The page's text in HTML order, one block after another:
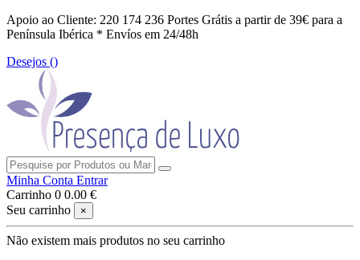
Apoio ao Cliente: 220 174 236 Portes Grátis a partir de 39€ para a
Península Ibérica * Envíos em 24/48h
Desejos ()
Minha Conta Entrar
Carrinho 0 0.00 €
Seu carrinho
×
Não existem mais produtos no seu carrinho